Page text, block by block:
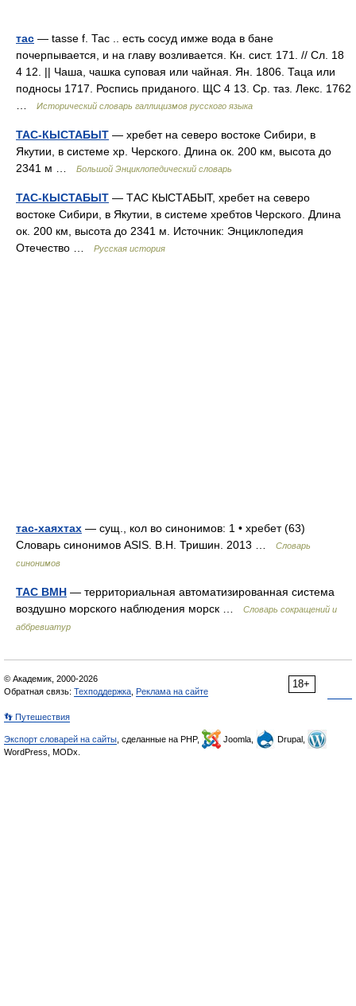
тас — tasse f. Тас .. есть сосуд имже вода в бане
почерпывается, и на главу возливается. Кн. сист. 171. // Сл. 18
4 12. || Чаша, чашка суповая или чайная. Ян. 1806. Таца или
подносы 1717. Роспись приданого. ЩС 4 13. Ср. таз. Лекс. 1762
Исторический словарь галлицизмов русского языка
ТАС-КЫСТАБЫТ — хребет на северо востоке Сибири, в
Якутии, в системе хр. Черского. Длина ок. 200 км, высота до
2341 м …
Большой Энциклопедический словарь
ТАС-КЫСТАБЫТ — ТАС КЫСТАБЫТ, хребет на северо
востоке Сибири, в Якутии, в системе хребтов Черского. Длина
ок. 200 км, высота до 2341 м. Источник: Энциклопедия
Отечество …
Русская история
тас-хаяхтах — сущ., кол во синонимов: 1 • хребет (63)
Словарь синонимов ASIS. В.Н. Тришин. 2013 …
Словарь
синонимов
ТАС ВМН — территориальная автоматизированная система
воздушно морского наблюдения морск …
Словарь сокращений и
аббревиатур
18+
© Академик, 2000-2026
Обратная связь: Техподдержка Реклама на сайте
👣 Путешествия
Экспорт словарей на сайты , сделанные на PHP, Joomla,
Drupal,
WordPress, MODx.